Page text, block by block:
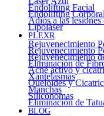
Endolifting Facial
Endolifting Corporal
Adiós a las lesiones
Lipoláser
PLEXR
Rejuvenecimiento
Rejuvenecimiento
Rejuvenecimiento
Eliminación de
Acné activo y
Xantelasmas
Queloides y
Manchas
Siliconomas
Eliminación de
BLOG